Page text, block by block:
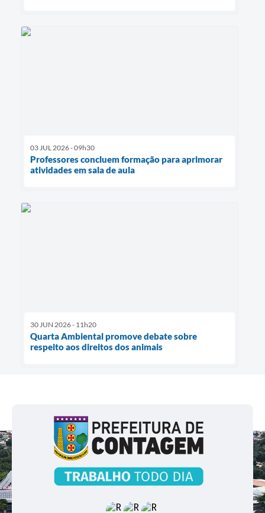
03 JUL 2026 - 09h30
Professores concluem formação para aprimorar
atividades em sala de aula
30 JUN 2026 - 11h20
Quarta Ambiental promove debate sobre
respeito aos direitos dos animais